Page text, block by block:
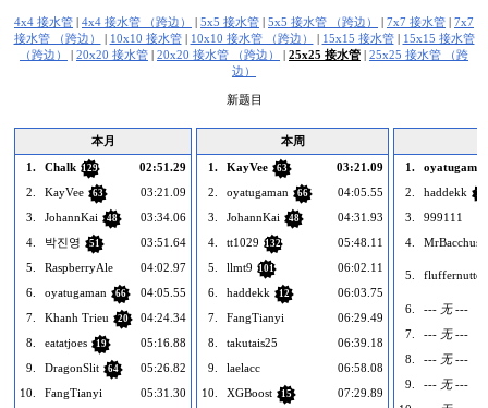
4x4 接水管 | 4x4 接水管 （跨边） | 5x5 接水管 | 5x5 接水管 （跨边） | 7x7 接水管 | 7x7
接水管 （跨边）
| 10x10 接水管| 10x10 接水管 （跨边） | 15x15 接水管| 15x15 接水管
（跨边）
| 20x20 接水管 | 20x20 接水管 （跨边） | 25x25 接水管 | 25x25 接水管 （跨
边）
新题目
本月
1.
Chalk 129
02:51.29
2.
KayVee 63
03:21.09
3.
JohannKai 48
03:34.06
4.
박진영 51
03:51.64
5.
RaspberryAle
04:02.97
6.
oyatugaman 66
04:05.55
7.
Khanh Trieu 20
04:24.34
8.
eatatjoes 19
05:16.88
9.
DragonSlit 64
05:26.82
10.
FangTianyi
05:31.30
本周
1.
KayVee 63
03:21.09
2.
oyatugaman 66
04:05.55
3.
JohannKai 48
04:31.93
4.
tt1029 132
05:48.11
5.
llmt9 101
06:02.11
6.
haddekk 12
06:03.75
7.
FangTianyi
06:29.49
8.
takutais25
06:39.18
9.
laelacc
06:58.08
10.
XGBoost 15
07:29.89
1.
2.
haddekk 12
3.
999111
4.
MrBacchus
5. fluffernutter
6.
--- 无 ---
7.
--- 无 ---
8.
--- 无 ---
9.
--- 无 ---